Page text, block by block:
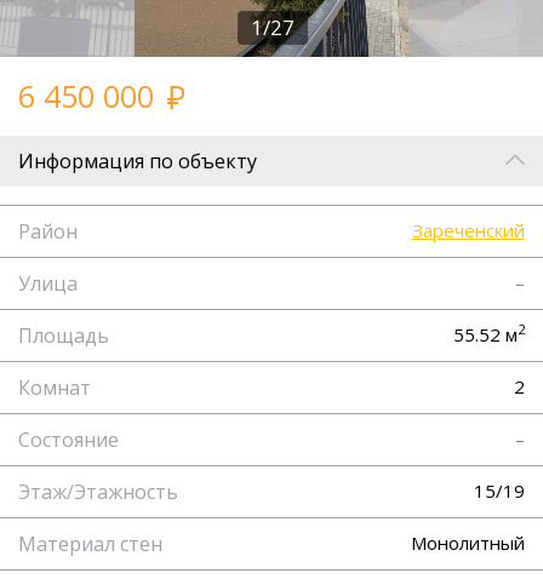
1/27
6 450 000
Информация по объекту
Район Зареченский
Улица –
Площадь 55.52 м2
Комнат 2
Состояние –
Этаж/Этажность 15/19
Материал стен Монолитный